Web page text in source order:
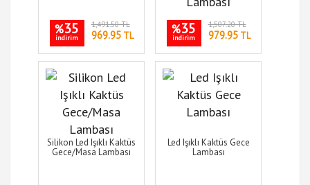
%35
indirim
1,491.50 TL
969.95TL %35
indirim
1,507.20 TL
979.95TL
Silikon Led Işıklı Kaktüs
Gece/Masa Lambası
Led Işıklı Kaktüs Gece
Lambası